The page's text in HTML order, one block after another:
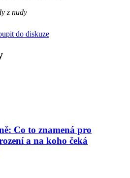
z nudy
do diskuze
Co to znamená pro
a na koho čeká